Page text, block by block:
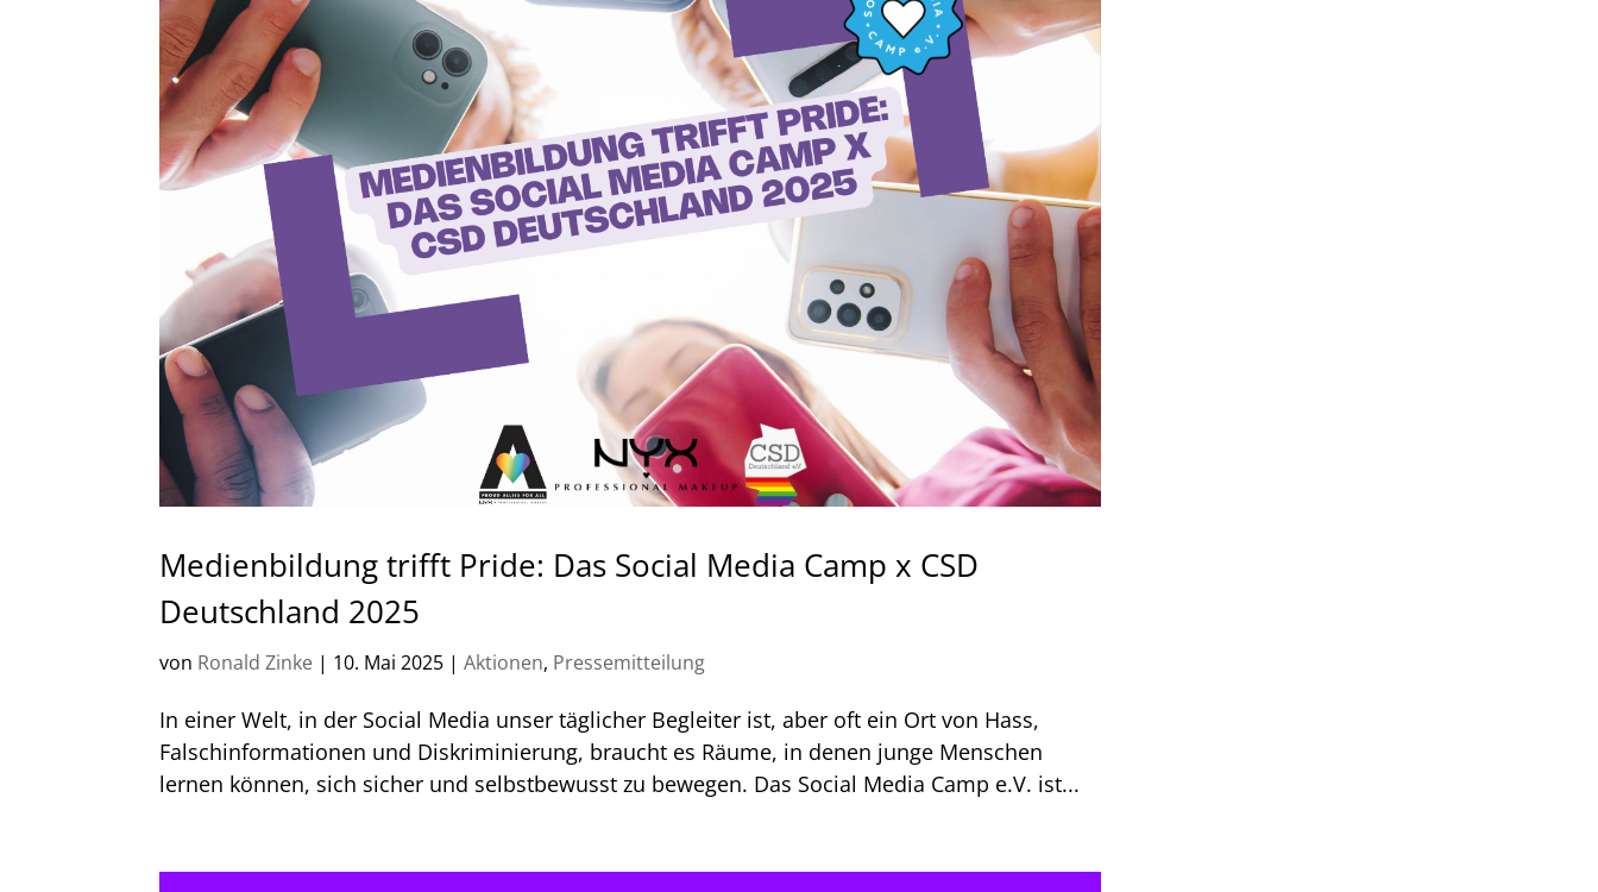
Medienbildung trifft Pride: Das Social Media Camp x CSD
Deutschland 2025
von Ronald Zinke | 10. Mai 2025 |Aktionen, Pressemitteilung
In einer Welt, in der Social Media unser täglicher Begleiter ist, aber oft ein Ort von Hass,
Falschinformationen und Diskriminierung, braucht es Räume, in denen junge Menschen
lernen können, sich sicher und selbstbewusst zu bewegen. Das Social Media Camp e.V. ist...